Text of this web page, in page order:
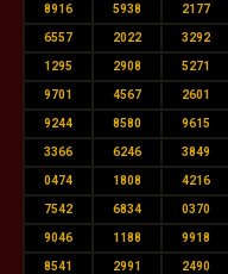
8916 5938 2177
6557 2022 3292
1295 2908 5271
9701 4567 2601
9244 8580 9615
3366 6246 3849
0474 1808 4216
7542 6834 0370
9046 1188 9918
8541 2991 2490